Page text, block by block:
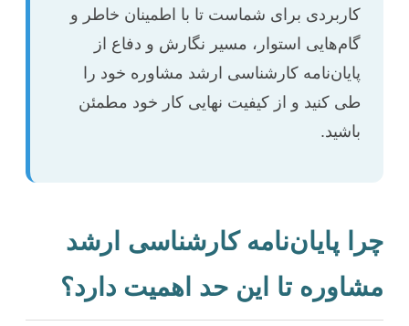
کاربردی برای شماست تا با اطمینان خاطر و
گام‌هایی استوار، مسیر نگارش و دفاع از
پایان‌نامه کارشناسی ارشد مشاوره خود را
طی کنید و از کیفیت نهایی کار خود مطمئن
باشید.
چرا پایان‌نامه کارشناسی ارشد
مشاوره تا این حد اهمیت دارد؟